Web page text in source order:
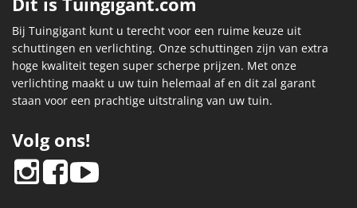
Bij Tuingigant kunt u terecht voor een ruime keuze uit
schuttingen en verlichting. Onze schuttingen zijn van extra
hoge kwaliteit tegen super scherpe prijzen. Met onze
verlichting maakt u uw tuin helemaal af en dit zal garant
staan voor een prachtige uitstraling van uw tuin.
Volg ons!